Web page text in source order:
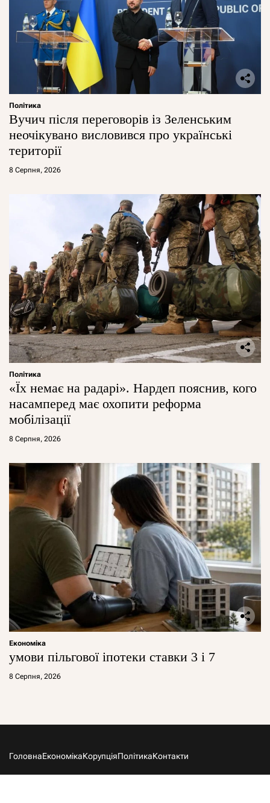
Політика
Вучич після переговорів із Зеленським
неочікувано висловився про українські
території
8 Серпня, 2026
Політика
«Їх немає на радарі». Нардеп пояснив, кого
насамперед має охопити реформа
мобілізації
8 Серпня, 2026
Економіка
умови пільгової іпотеки ставки 3 і 7
8 Серпня, 2026
ГоловнаЕкономікаКорупціяПолітикаКонтакти